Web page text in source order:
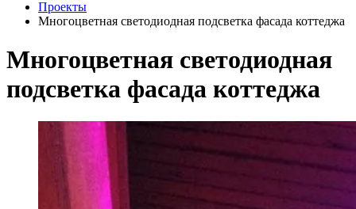
Проекты
Многоцветная светодиодная подсветка фасада коттеджа
Многоцветная светодиодная
подсветка фасада коттеджа